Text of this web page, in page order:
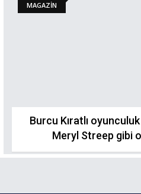
MAGAZİN
Burcu Kıratlı
Meryl Streep gibi